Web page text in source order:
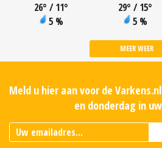
26° / 11°
5 %
29° / 15°
5 %
MEER WEER
Meld u hier aan voor de
en donderdag in